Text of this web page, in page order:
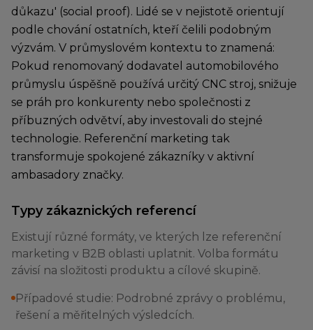
důkazu' (social proof). Lidé se v nejistotě orientují
podle chování ostatních, kteří čelili podobným
výzvám. V průmyslovém kontextu to znamená:
Pokud renomovaný dodavatel automobilového
průmyslu úspěšně používá určitý CNC stroj, snižuje
se práh pro konkurenty nebo společnosti z
příbuzných odvětví, aby investovali do stejné
technologie. Referenční marketing tak
transformuje spokojené zákazníky v aktivní
ambasadory značky.
Typy zákaznických referencí
Existují různé formáty, ve kterých lze referenční
marketing v B2B oblasti uplatnit. Volba formátu
závisí na složitosti produktu a cílové skupině.
Případové studie: Podrobné zprávy o problému,
řešení a měřitelných výsledcích.